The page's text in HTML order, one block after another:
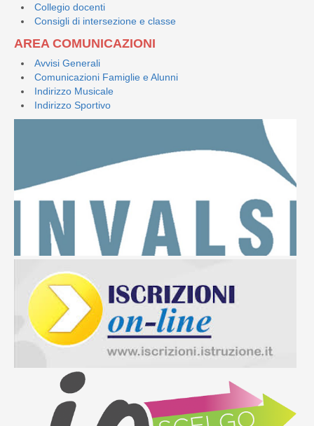
Collegio docenti
Consigli di intersezione e classe
AREA COMUNICAZIONI
Avvisi Generali
Comunicazioni Famiglie e Alunni
Indirizzo Musicale
Indirizzo Sportivo